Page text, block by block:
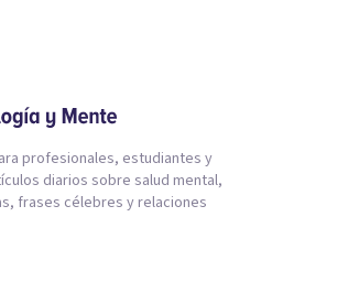
profesionales, estudiantes y
diarios sobre salud mental,
frases célebres y relaciones